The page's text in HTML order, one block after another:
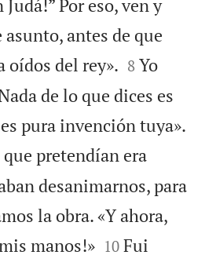
Judá!” Por eso, ven y
antes de que
oídos del rey». 

8 Yo
de lo que dices es
pura invención tuya».
pretendían era
desanimarnos, para
la obra. «Y ahora,
manos!»
10 Fui